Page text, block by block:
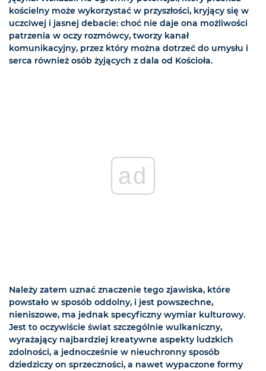
kościelny może wykorzystać w przyszłości, kryjący się w
uczciwej i jasnej debacie: choć nie daje ona możliwości
patrzenia w oczy rozmówcy, tworzy kanał
komunikacyjny, przez który można dotrzeć do umysłu i
serca również osób żyjących z dala od Kościoła.
ad
Należy zatem uznać znaczenie tego zjawiska, które
powstało w sposób oddolny, i jest powszechne,
nieniszowe, ma jednak specyficzny wymiar kulturowy.
Jest to oczywiście świat szczególnie wulkaniczny,
wyrażający najbardziej kreatywne aspekty ludzkich
zdolności, a jednocześnie w nieuchronny sposób
dziedziczy on sprzeczności, a nawet wypaczone formy